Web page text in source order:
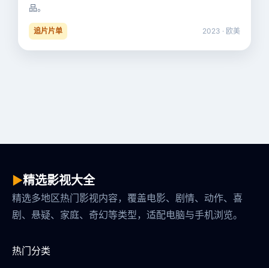
品。
追片片单 2023 · 欧美
▶精选影视大全
精选多地区热门影视内容，覆盖电影、剧情、动作、喜
剧、悬疑、家庭、奇幻等类型，适配电脑与手机浏览。
热门分类